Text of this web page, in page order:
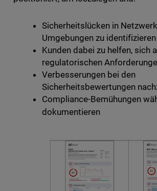
Sicherheitslücken in
Umgebungen zu identifizieren
Kunden dabei zu helfen, sich
regulatorischen
Verbesserungen bei den
Sicherheitsbewertungen
Compliance-Bemühungen
dokumentieren